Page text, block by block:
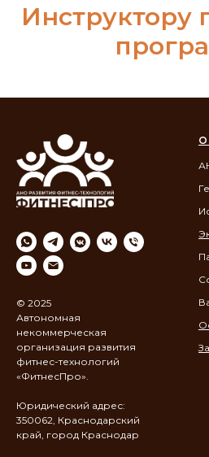
Инструктору
© 2025
Автономная
некоммерческая
организация развития
фитнес-технологий
«ФитнесПро».
Юридический адрес:
350062, Краснодарский
край, город Краснодар
О